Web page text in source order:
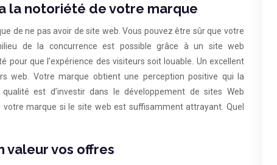
la notoriété de votre marque
de ne pas avoir de site web. Vous pouvez être sûr que votre
de la concurrence est possible grâce à un site web
que l’expérience des visiteurs soit louable. Un excellent
web. Votre marque obtient une perception positive qui la
est d’investir dans le développement de sites Web
marque si le site web est suffisamment attrayant. Quel
valeur vos offres